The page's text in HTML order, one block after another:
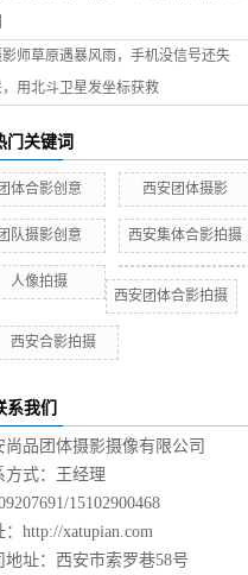
师草原遇暴风雨，手机没信号还失
用北斗卫星发坐标获救
门关键词
团体合影创意 西安团体摄影
团队摄影创意 西安集体合影拍摄
人像拍摄
西安团体合影拍摄
西安合影拍摄
系我们
尚品团体摄影摄像有限公司
方式：王经理
15102900468
：http://xatupian.com
地址：西安市索罗巷58号